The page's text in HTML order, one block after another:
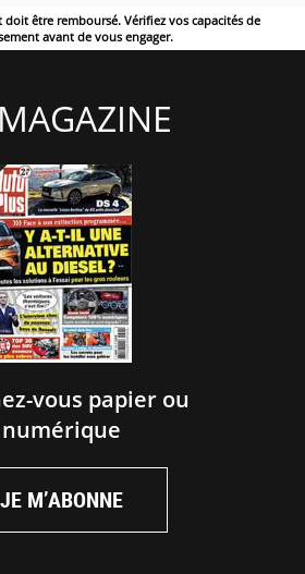
doit être remboursé. Vérifiez vos capacités de
avant de vous engager.
vous papier ou
numérique
JE M’ABONNE